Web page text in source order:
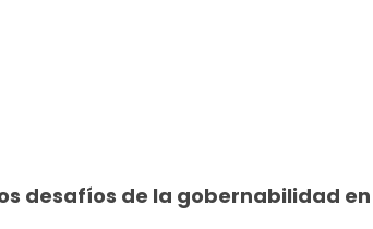
desafíos de la gobernabilidad en